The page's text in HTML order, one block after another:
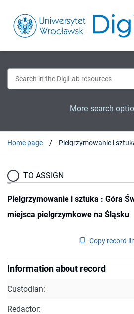
More search
Home page
TO ASSIGN
Pielgrzymowanie i sztuka : Góra
miejsca pielgrzymkowe na Śląsku
Copy record
Information about record
Custodian:
Redactor: